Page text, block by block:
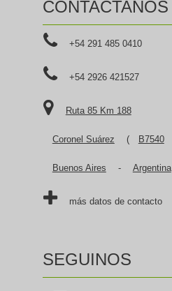
CONTACTANOS
+54 291 485 0410
+54 2926 421527
Ruta 85 Km 188
Coronel Suárez ( B7540
Buenos Aires - Argentina
más datos de contacto
SEGUINOS